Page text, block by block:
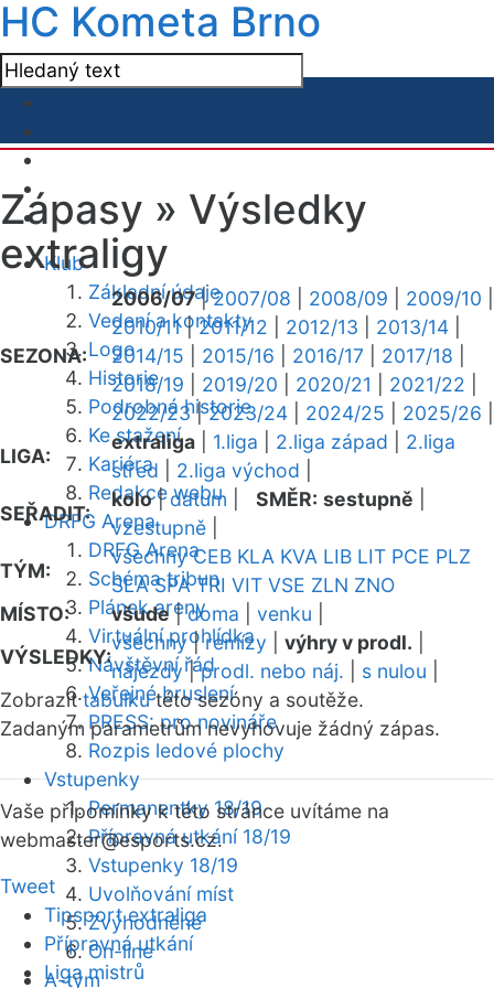
HC Kometa Brno
Klub
Základní údaje
Vedení a kontakty
Logo
Historie
Podrobná historie
Ke stažení
Kariéra
Redakce webu
DRFG Arena
DRFG Arena
Schéma tribun
Plánek areny
Virtuální prohlídka
Návštěvní řád
Veřejné bruslení
PRESS: pro novináře
Rozpis ledové plochy
Vstupenky
Permanentky 18/19
Přípravná utkání 18/19
Vstupenky 18/19
Uvolňování míst
Zvýhodněné
On-line
A-tým
Zápasy » Výsledky
extraligy
SEZONA:
2006/07|2007/08 2008/09 2009/10
2010/11|2011/12 2012/13 2013/14
2014/15
2015/16 2016/17 2017/18
2018/19
2019/20 2020/21 2021/22
2022/23|2023/24 2024/25 2025/26
LIGA:
extraliga 1.liga 2.liga západ
2.liga
střed
2.liga východ
SEŘADIT:
kolo|datum SMĚR: sestupně
vzestupně
TÝM:
všechny CEB KLA KVA LIB LIT PCE PLZ
SLA SPA TRI VIT VSE ZLN ZNO
MÍSTO:
všude|doma venku
VÝSLEDKY:
všechny|remízy výhry v prodl.
nájezdy|prodl. nebo náj. s nulou
Zobrazittabulkutéto sezóny a soutěže.
Zadaným parametrům nevyhovuje žádný zápas.
Vaše připomínky k této stránce uvítáme na
webmaster@esports.cz.
Tweet
Tipsport extraliga
Přípravná utkání
Liga mistrů